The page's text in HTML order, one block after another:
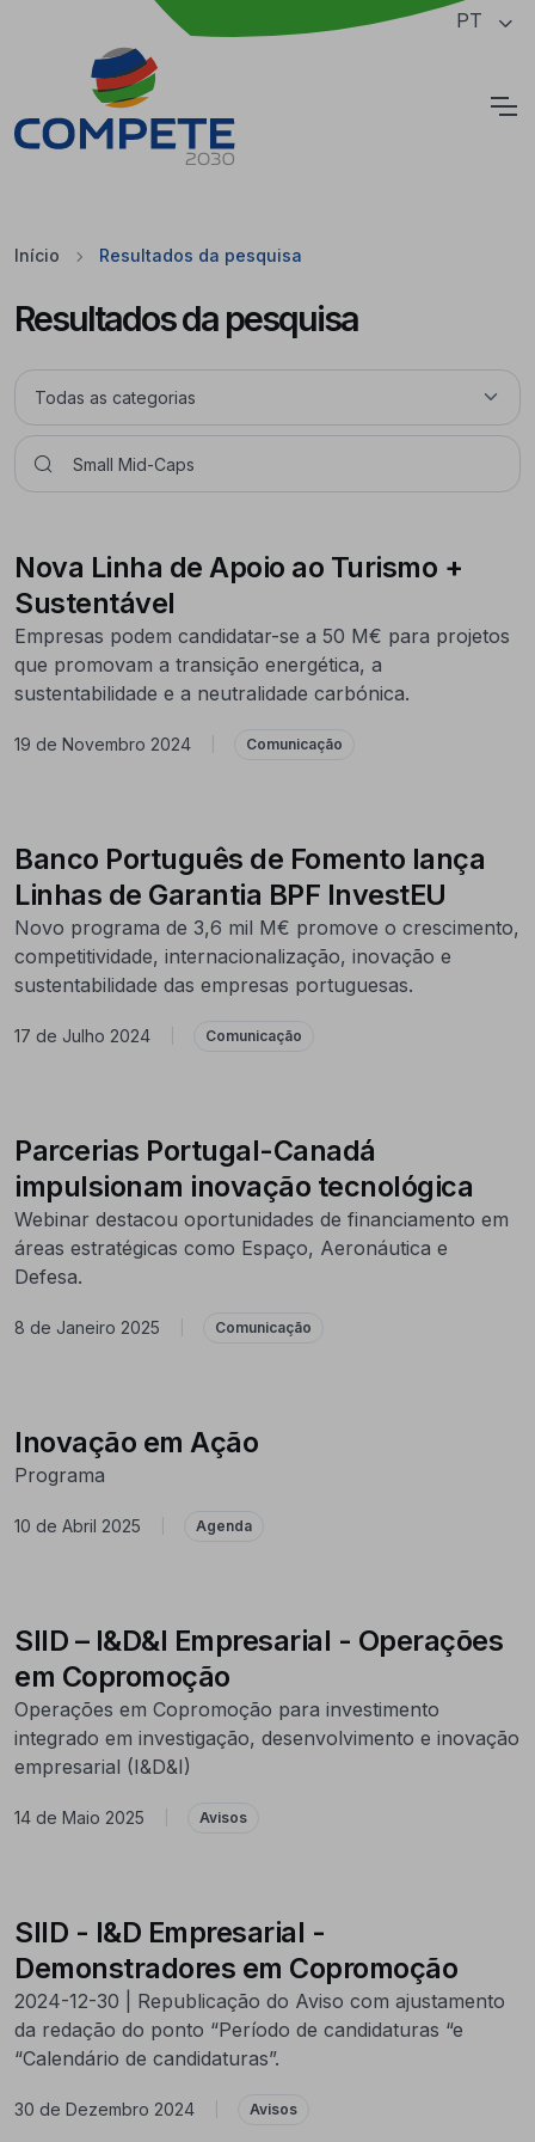
Saltar para o conteúdo principal da página PT
Início Resultados da pesquisa
Resultados da pesquisa
Nova Linha de Apoio ao Turismo +
Sustentável
Empresas podem candidatar-se a 50 M€ para projetos
que promovam a transição energética, a
sustentabilidade e a neutralidade carbónica.
19 de Novembro 2024 Comunicação
Banco Português de Fomento lança
Linhas de Garantia BPF InvestEU
Novo programa de 3,6 mil M€ promove o crescimento,
competitividade, internacionalização, inovação e
sustentabilidade das empresas portuguesas.
17 de Julho 2024 Comunicação
Parcerias Portugal-Canadá
impulsionam inovação tecnológica
Webinar destacou oportunidades de financiamento em
áreas estratégicas como Espaço, Aeronáutica e
Defesa.
8 de Janeiro 2025 Comunicação
Inovação em Ação
Programa
10 de Abril 2025 Agenda
SIID – I&D&I Empresarial - Operações
em Copromoção
Operações em Copromoção para investimento
integrado em investigação, desenvolvimento e inovação
empresarial (I&D&I)
14 de Maio 2025 Avisos
SIID - I&D Empresarial -
Demonstradores em Copromoção
2024-12-30 | Republicação do Aviso com ajustamento
da redação do ponto “Período de candidaturas “e
“Calendário de candidaturas”.
30 de Dezembro 2024 Avisos